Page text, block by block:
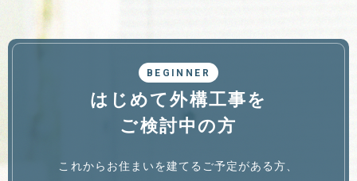
BEGINNER
はじめて外構工事を
ご検討中の方
これからお住まいを建てるご予定がある方、